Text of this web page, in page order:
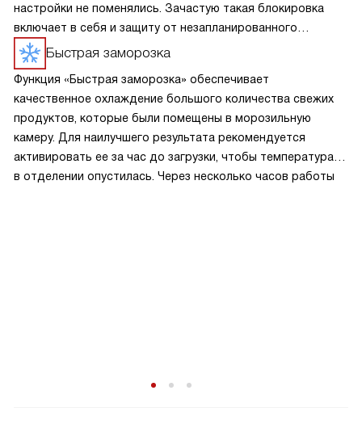
настройки не поменялись. Зачастую такая блокировка
включает в себя и защиту от незапланированного
включения, что важно в доме с маленькими детьми.
Быстрая заморозка
Функция «Быстрая заморозка» обеспечивает
качественное охлаждение большого количества свежих
продуктов, которые были помещены в морозильную
камеру. Для наилучшего результата рекомендуется
активировать ее за час до загрузки, чтобы температура
в отделении опустилась. Через несколько часов работы